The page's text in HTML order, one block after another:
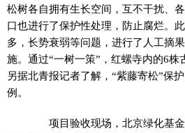
松树各自拥有生长空间，互不干扰、
口也进行了保护性处理，防止腐烂。
多，长势衰弱等问题，进行了人工摘
施。通过“一树一策”，红螺寺内的6株
另据北青报记者了解，“紫藤寄松”保
例。
项目验收现场，北京绿化基金